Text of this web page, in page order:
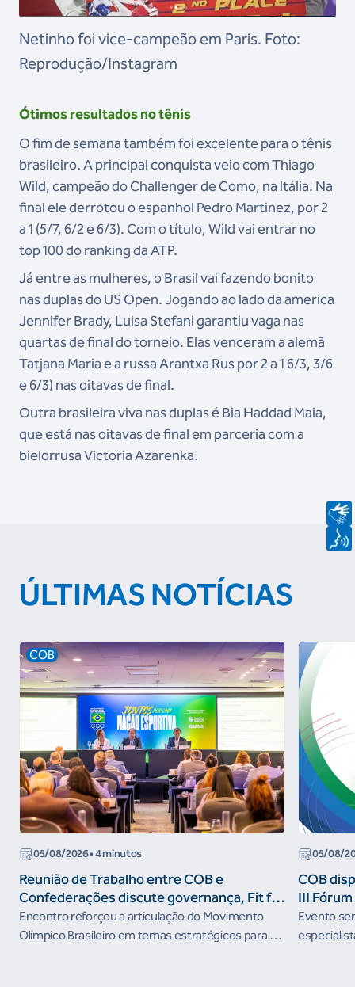
Netinho foi vice-campeão em Paris. Foto:
Reprodução/Instagram
Ótimos resultados no tênis
O fim de semana também foi excelente para o tênis
brasileiro. A principal conquista veio com Thiago
Wild, campeão do Challenger de Como, na Itália. Na
final ele derrotou o espanhol Pedro Martinez, por 2
a 1 (5/7, 6/2 e 6/3). Com o título, Wild vai entrar no
top 100 do ranking da ATP.
Já entre as mulheres, o Brasil vai fazendo bonito
nas duplas do US Open. Jogando ao lado da america
Jennifer Brady, Luisa Stefani garantiu vaga nas
quartas de final do torneio. Elas venceram a alemã
Tatjana Maria e a russa Arantxa Rus por 2 a 1 6/3, 3/6
e 6/3) nas oitavas de final.
Outra brasileira viva nas duplas é Bia Haddad Maia,
que está nas oitavas de final em parceria com a
bielorrusa Victoria Azarenka.
ÚLTIMAS NOTÍCIAS
COB
05/08/2026• 4 minutos
Reunião de Trabalho entre COB e
Confederações discute governança, Fit for
the Future e presença do Brasil em
organismos internacionais
Encontro reforçou a articulação do Movimento
Olímpico Brasileiro em temas estratégicos para os
05/08/
COB
III
Evento